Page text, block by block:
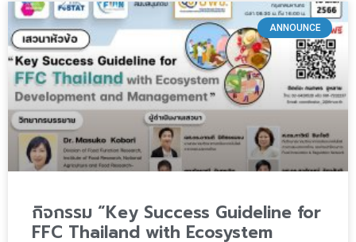
ANNOUNCE
กิจกรรม “Key Success Guideline for
FFC Thailand with Ecosystem